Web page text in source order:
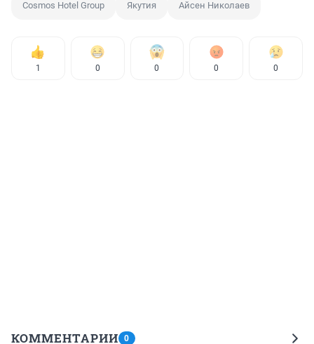
Cosmos Hotel Group Якутия Айсен Николаев
1 0 0 0 0
КОММЕНТАРИИ 0